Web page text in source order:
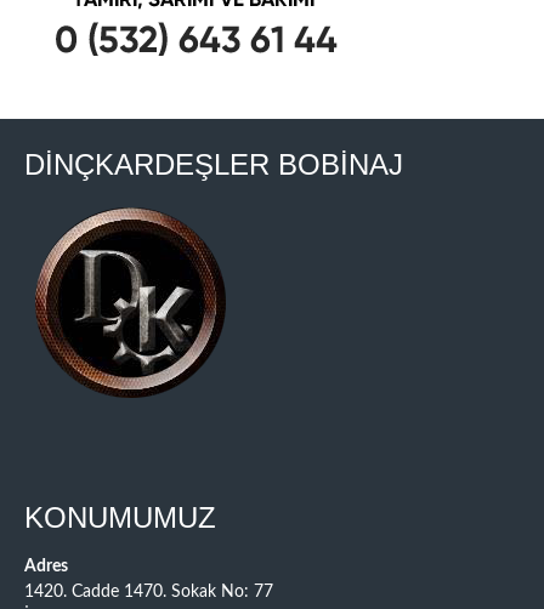
DİNÇKARDEŞLER BOBİNAJ
KONUMUMUZ
Adres
1420. Cadde 1470. Sokak No: 77